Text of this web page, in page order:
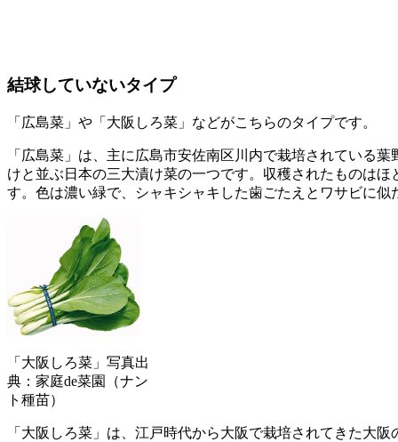
結球していないタイプ
「広島菜」や「大阪しろ菜」などがこちらのタイプです。
「広島菜」は、主に広島市安佐南区川内で栽培されている
けと並ぶ日本の三大漬け菜の一つです。収穫されたものは
す。色は濃い緑で、シャキシャキした歯ごたえとワサビに
「大阪しろ菜」写真出
典：家庭de菜園（ナン
ト種苗）
「大阪しろ菜」は、江戸時代から大阪で栽培されてきた大